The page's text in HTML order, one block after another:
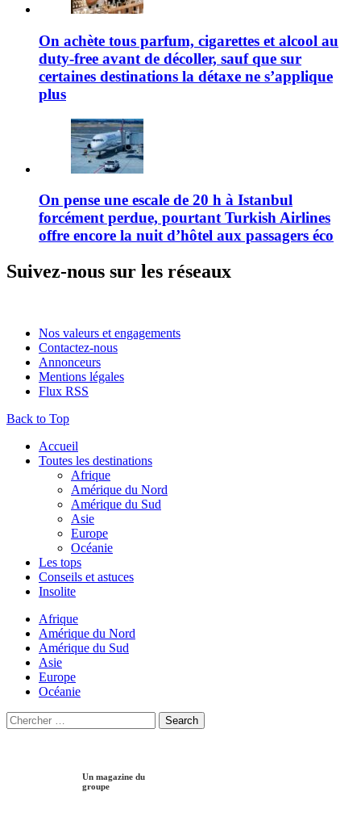
On achète tous parfum, cigarettes et alcool au
duty-free avant de décoller, sauf que sur
certaines destinations la détaxe ne s’applique
plus
On pense une escale de 20 h à Istanbul
forcément perdue, pourtant Turkish Airlines
offre encore la nuit d’hôtel aux passagers éco
Suivez-nous sur les réseaux
Nos valeurs et engagements
Contactez-nous
Annonceurs
Mentions légales
Flux RSS
Back to Top
Accueil
Toutes les destinations
Afrique
Amérique du Nord
Amérique du Sud
Asie
Europe
Océanie
Les tops
Conseils et astuces
Insolite
Afrique
Amérique du Nord
Amérique du Sud
Asie
Europe
Océanie
Search
for:
Search
Un magazine du
groupe